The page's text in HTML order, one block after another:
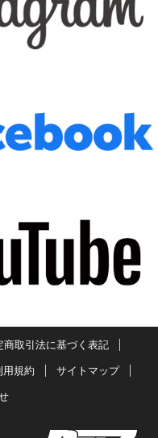
商取引法に基づく表記
用規約 サイトマップ